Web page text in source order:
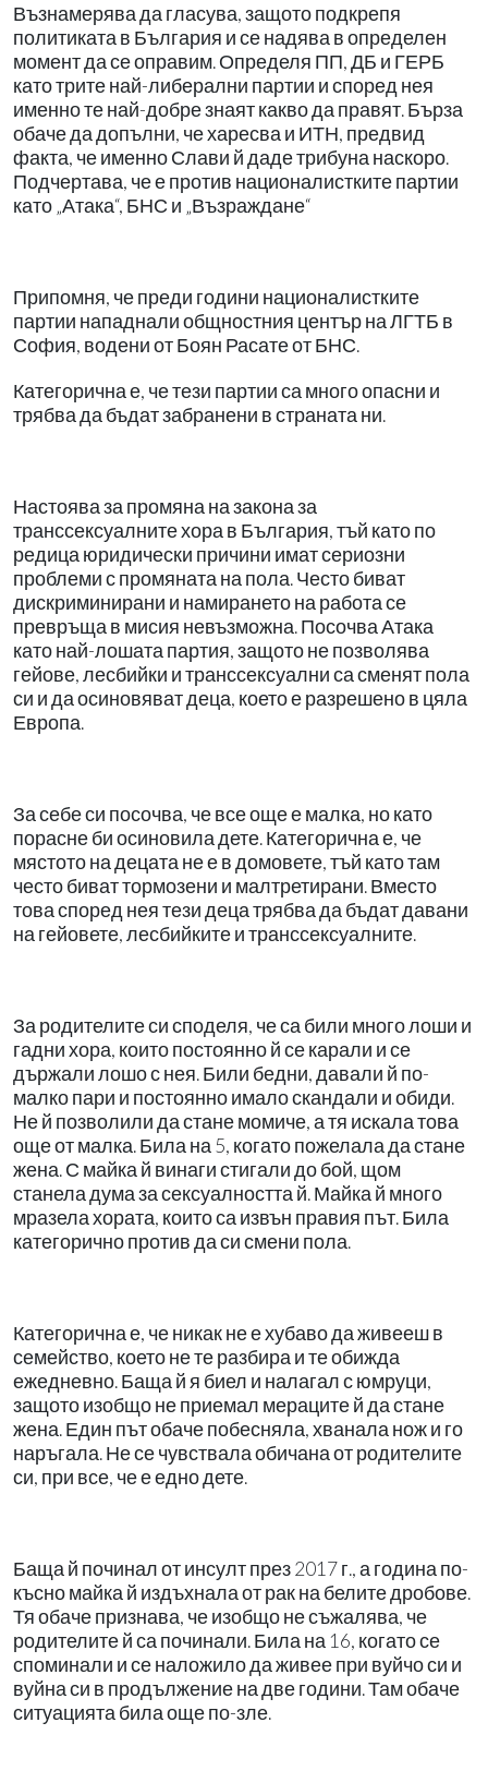
Възнамерява да гласува, защото подкрепя
политиката в България и се надява в определен
момент да се оправим. Определя ПП, ДБ и ГЕРБ
като трите най-либерални партии и според нея
именно те най-добре знаят какво да правят. Бърза
обаче да допълни, че харесва и ИТН, предвид
факта, че именно Слави й даде трибуна наскоро.
Подчертава, че е против националистките партии
като „Атака“, БНС и „Възраждане“
Припомня, че преди години националистките
партии нападнали общностния център на ЛГТБ в
София, водени от Боян Расате от БНС.
Категорична е, че тези партии са много опасни и
трябва да бъдат забранени в страната ни.
Настоява за промяна на закона за
транссексуалните хора в България, тъй като по
редица юридически причини имат сериозни
проблеми с промяната на пола. Често биват
дискриминирани и намирането на работа се
превръща в мисия невъзможна. Посочва Атака
като най-лошата партия, защото не позволява
гейове, лесбийки и транссексуални са сменят пола
си и да осиновяват деца, което е разрешено в цяла
Европа.
За себе си посочва, че все още е малка, но като
порасне би осиновила дете. Категорична е, че
мястото на децата не е в домовете, тъй като там
често биват тормозени и малтретирани. Вместо
това според нея тези деца трябва да бъдат давани
на гейовете, лесбийките и транссексуалните.
За родителите си споделя, че са били много лоши и
гадни хора, които постоянно й се карали и се
държали лошо с нея. Били бедни, давали й по-
малко пари и постоянно имало скандали и обиди.
Не й позволили да стане момиче, а тя искала това
още от малка. Била на 5, когато пожелала да стане
жена. С майка й винаги стигали до бой, щом
станела дума за сексуалността й. Майка й много
мразела хората, които са извън правия път. Била
категорично против да си смени пола.
Категорична е, че никак не е хубаво да живееш в
семейство, което не те разбира и те обижда
ежедневно. Баща й я биел и налагал с юмруци,
защото изобщо не приемал мераците й да стане
жена. Един път обаче побесняла, хванала нож и го
наръгала. Не се чувствала обичана от родителите
си, при все, че е едно дете.
Баща й починал от инсулт през 2017 г., а година по-
късно майка й издъхнала от рак на белите дробове.
Тя обаче признава, че изобщо не съжалява, че
родителите й са починали. Била на 16, когато се
споминали и се наложило да живее при вуйчо си и
вуйна си в продължение на две години. Там обаче
ситуацията била още по-зле.